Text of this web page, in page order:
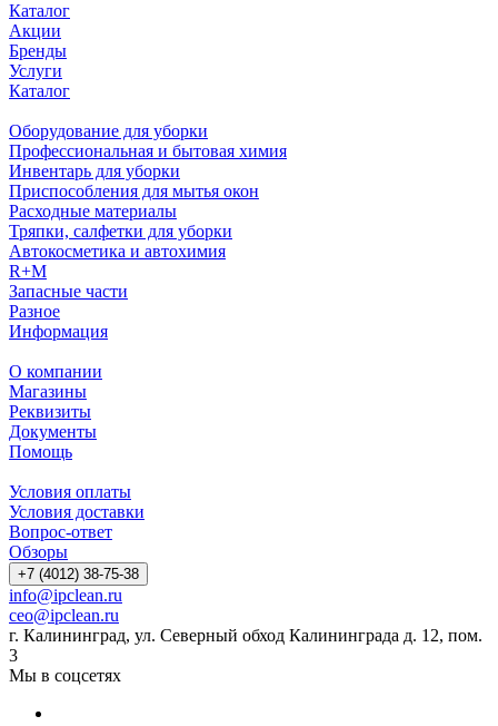
Каталог
Акции
Бренды
Услуги
Каталог
Оборудование для уборки
Профессиональная и бытовая химия
Инвентарь для уборки
Приспособления для мытья окон
Расходные материалы
Тряпки, салфетки для уборки
Автокосметика и автохимия
R+M
Запасные части
Разное
Информация
О компании
Магазины
Реквизиты
Документы
Помощь
Условия оплаты
Условия доставки
Вопрос-ответ
Обзоры
+7 (4012) 38-75-38
info@ipclean.ru
ceo@ipclean.ru
г. Калининград, ул. Северный обход Калининграда д. 12, пом.
3
Мы в соцсетях